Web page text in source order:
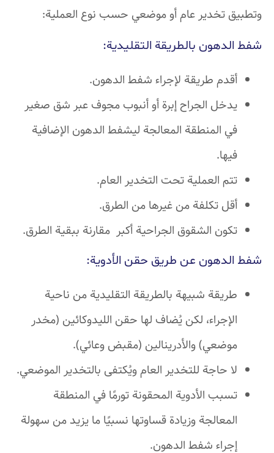
وتطبيق تخدير عام أو موضعي حسب نوع العملية:
شفط الدهون بالطريقة التقليدية:
أقدم طريقة لإجراء شفط الدهون.
يدخل الجراح إبرة أو أنبوب مجوف عبر شق صغير
في المنطقة المعالجة ليشفط الدهون الإضافية
فيها.
تتم العملية تحت التخدير العام.
أقل تكلفة من غيرها من الطرق.
تكون الشقوق الجراحية أكبر مقارنة ببقية الطرق.
شفط الدهون عن طريق حقن الأدوية:
طريقة شبيهة بالطريقة التقليدية من ناحية
الإجراء، لكن يُضاف لها حقن الليدوكائين (مخدر
موضعي) والأدرينالين (مقبض وعائي).
لا حاجة للتخدير العام ويُكتفى بالتخدير الموضعي.
تسبب الأدوية المحقونة تورمًا في المنطقة
المعالجة وزيادة قساوتها نسبيًا ما يزيد من سهولة
إجراء شفط الدهون.